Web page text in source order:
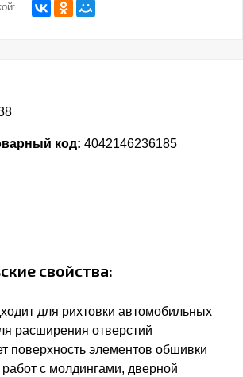
код: 4042146236185
свойства:
для рихтовки автомобильных
расширения отверстий
поверхность элементов обшивки
с молдингами, дверной